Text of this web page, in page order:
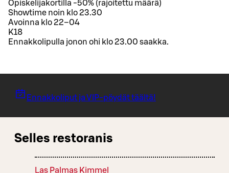
Opiskelijakortilla -50% (rajoitettu määrä)
Showtime noin klo 23.30
Avoinna klo 22–04
K18
Ennakkolipulla jonon ohi klo 23.00 saakka.
Ennakkoliput ja VIP-pöydät täältä!
Selles restoranis
Las Palmas Kimmel